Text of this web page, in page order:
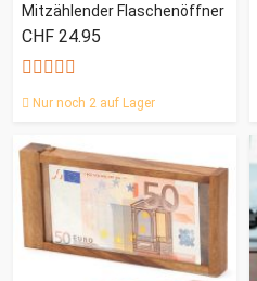
Mitzählender Flaschenöffner
CHF 24.95
Nur noch 2 auf Lager